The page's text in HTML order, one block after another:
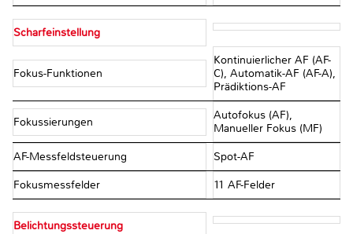
Scharfeinstellung
Fokus-Funktionen
Kontinuierlicher AF (AF-
C), Automatik-AF (AF-A),
Prädiktions-AF
Fokussierungen
Autofokus (AF),
Manueller Fokus (MF)
AF-Messfeldsteuerung Spot-AF
Fokusmessfelder 11 AF-Felder
Belichtungssteuerung